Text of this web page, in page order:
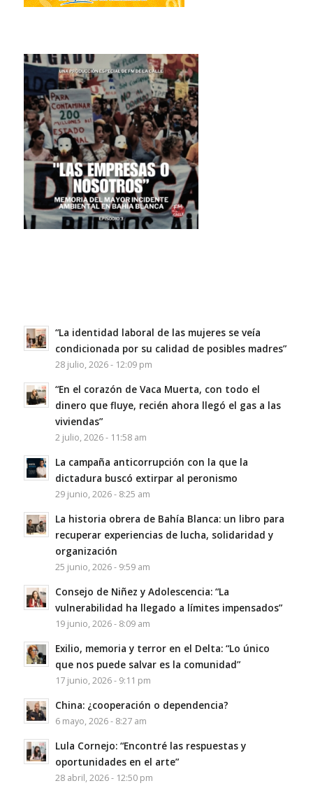
“La identidad laboral de las mujeres se veía
condicionada por su calidad de posibles madres”
28 julio, 2026 - 12:09 pm
“En el corazón de Vaca Muerta, con todo el
dinero que fluye, recién ahora llegó el gas a las
viviendas”
2 julio, 2026 - 11:58 am
La campaña anticorrupción con la que la
dictadura buscó extirpar al peronismo
29 junio, 2026 - 8:25 am
La historia obrera de Bahía Blanca: un libro para
recuperar experiencias de lucha, solidaridad y
organización
25 junio, 2026 - 9:59 am
Consejo de Niñez y Adolescencia: “La
vulnerabilidad ha llegado a límites impensados”
19 junio, 2026 - 8:09 am
Exilio, memoria y terror en el Delta: “Lo único
que nos puede salvar es la comunidad”
17 junio, 2026 - 9:11 pm
China: ¿cooperación o dependencia?
6 mayo, 2026 - 8:27 am
Lula Cornejo: “Encontré las respuestas y
oportunidades en el arte”
28 abril, 2026 - 12:50 pm